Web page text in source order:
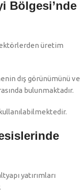
Bölgesi’nde
üretim
dış görünümünü ve
bulunmaktadır.
yatırımları